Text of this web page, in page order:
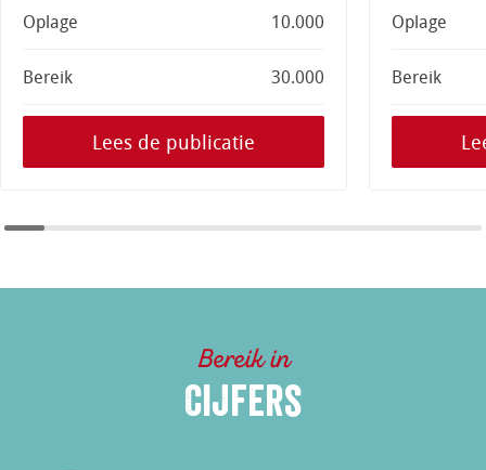
Oplage 10.000
Bereik 30.000
Lees de publicatie
Oplage
Bereik
Bereik in
Cijfers